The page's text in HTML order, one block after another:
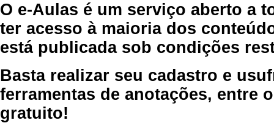
O e-Aulas é um serviço aberto a
ter acesso à maioria dos
está publicada sob condições
Basta realizar seu cadastro e
ferramentas de anotações, entre
gratuito!